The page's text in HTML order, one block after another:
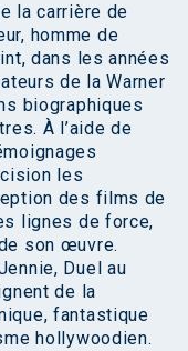
la carrière de
homme de
dans les années
de la Warner
biographiques
À l’aide de
les
des films de
lignes de force,
son œuvre.
Duel au
de la
fantastique
hollywoodien.